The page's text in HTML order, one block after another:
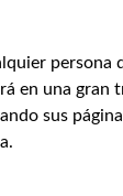
persona
en una gran
sus